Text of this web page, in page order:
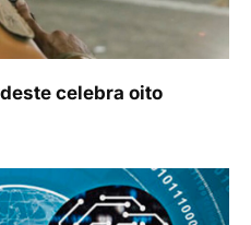
celebra oito